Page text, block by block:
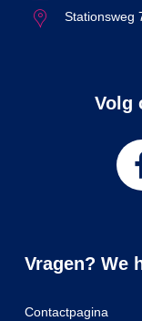
Stationsweg
Volg
Vragen? We
Contactpagina